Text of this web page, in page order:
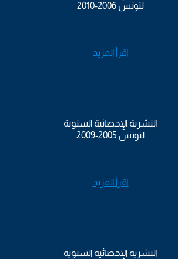
لتونس 2006-2010
اقرأ المزيد
النشرية الإحصائية السنوية
لتونس 2005-2009
اقرأ المزيد
النشرية الإحصائية السنوية